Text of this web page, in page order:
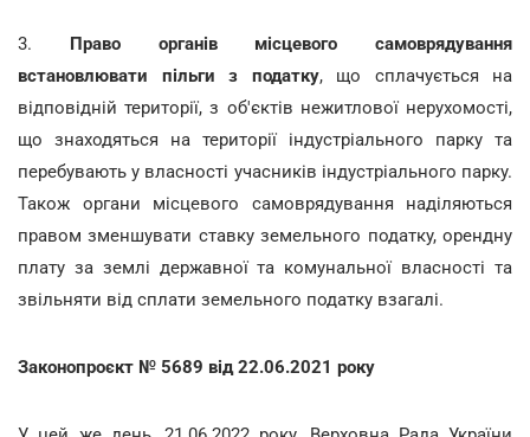
3. Право органів місцевого самоврядування
встановлювати пільги з податку, що сплачується на
відповідній території, з об'єктів нежитлової нерухомості,
що знаходяться на території індустріального парку та
перебувають у власності учасників індустріального парку.
Також органи місцевого самоврядування наділяються
правом зменшувати ставку земельного податку, орендну
плату за землі державної та комунальної власності та
звільняти від сплати земельного податку взагалі.
Законопроєкт № 5689 від 22.06.2021 року